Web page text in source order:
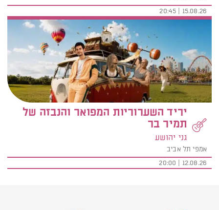
15.08.26 | 20:45
יריד השערוריות המפואר והנבזה של
תמיר בר
גני יהושע
אמפי תל אביב
12.08.26 | 20:00